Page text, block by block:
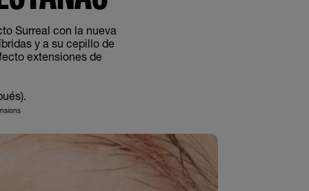
Surreal con la nueva
y a su cepillo de
extensiones de